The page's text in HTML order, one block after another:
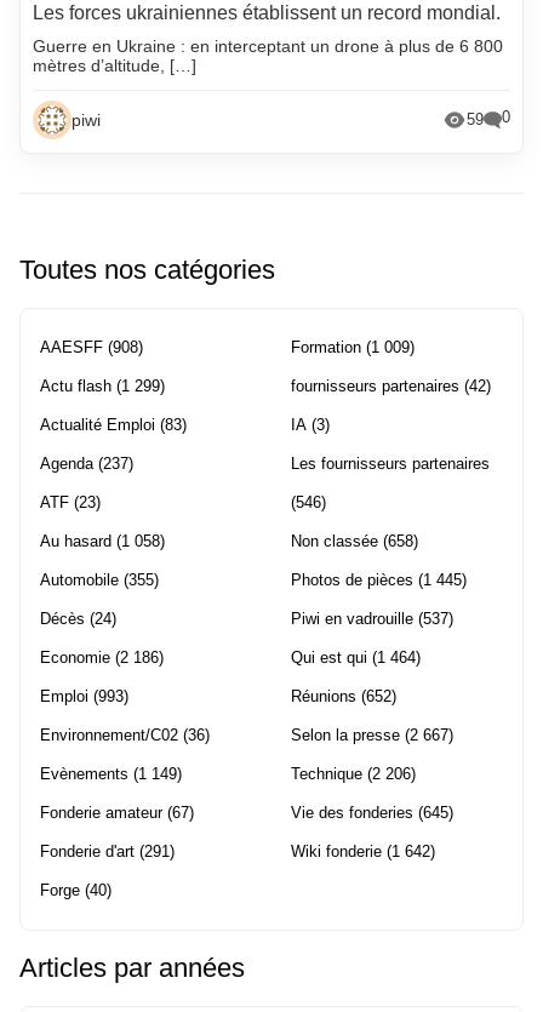
Les forces ukrainiennes établissent un record mondial.
Guerre en Ukraine : en interceptant un drone à plus de 6 800
mètres d’altitude, […]
piwi 59 0
Toutes nos catégories
AAESFF (908)
Actu flash (1 299)
Actualité Emploi (83)
Agenda (237)
ATF (23)
Au hasard (1 058)
Automobile (355)
Décès (24)
Economie (2 186)
Emploi (993)
Environnement/C02 (36)
Evènements (1 149)
Fonderie amateur(67)
Fonderie d'art (291)
Forge (40)
Formation (1 009)
fournisseurs partenaires (42)
IA (3)
Les fournisseurs partenaires
(546)
Non classée (658)
Photos de pièces (1 445)
Piwi en vadrouille (537)
Qui est qui (1 464)
Réunions (652)
Selon la presse (2 667)
Technique (2 206)
Vie des fonderies (645)
Wiki fonderie (1 642)
Articles par années